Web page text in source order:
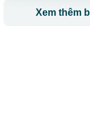
Xem thêm